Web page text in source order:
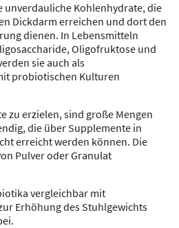
unverdauliche Kohlenhydrate, die
Dickdarm erreichen und dort den
dienen. In Lebensmitteln
Oligofruktose und
sie auch als
probiotischen Kulturen
zu erzielen, sind große Mengen
die über Supplemente in
erreicht werden können. Die
Pulver oder Granulat
vergleichbar mit
Erhöhung des Stuhlgewichts